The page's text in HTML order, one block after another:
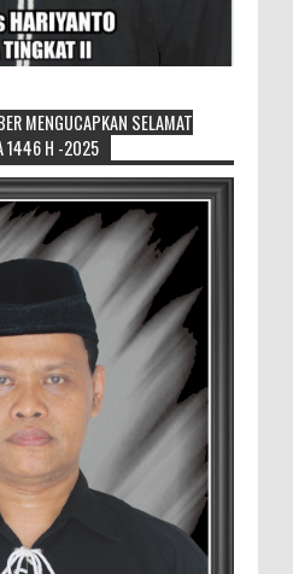
Panen Selada, Petani
Ikuti Pelatihan
Budidaya dan Tata Kelola
Ambulu Foto Bersama
Trend pertanian urban saat ini
untuk ...
Akreditasi
Bagikan Sembako Kepada
terlihat di raut keluarga
saat melakukan kegiatan
senam dilanjutkan pe...
MENGUCAPKAN SELAMAT
1446 H -2025